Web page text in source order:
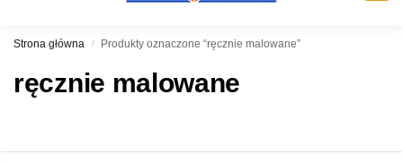
Strona główna / Produkty oznaczone “ręcznie malowane”
ręcznie malowane